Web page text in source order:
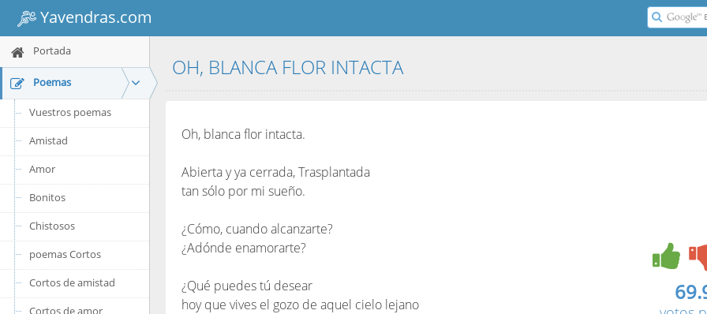
Yavendras.com
Portada
Poemas
Vuestros poemas
Amistad
Amor
Bonitos
Chistosos
poemas Cortos
Cortos de amistad
Cortos de amor
OH, BLANCA FLOR INTACTA
Oh, blanca flor intacta.
Abierta y ya cerrada, Trasplantada
tan sólo por mi sueño.
¿Cómo, cuando alcanzarte?
¿Adónde enamorarte?
¿Qué puedes tú desear
hoy que vives el gozo de aquel cielo lejano